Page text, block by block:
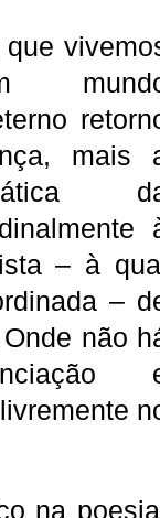
mais
– à
–
não
na